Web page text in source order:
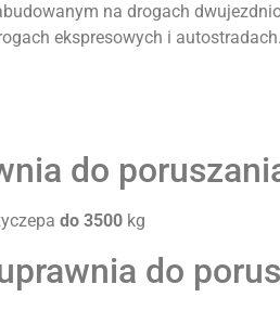
na drogach
ekspresowych i autostradach.
do
do 3500 kg
do